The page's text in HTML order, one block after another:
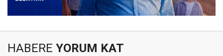
HABERE YORUM KAT